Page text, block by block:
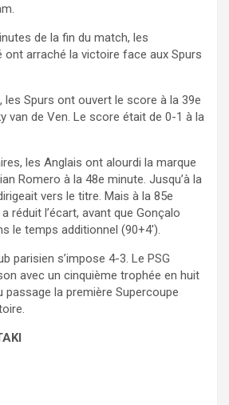
de la fin du match, les
ont arraché la victoire face aux Spurs
les Spurs ont ouvert le score à la 39e
van de Ven. Le score était de 0-1 à la
les Anglais ont alourdi la marque
Romero à la 48e minute. Jusqu’à la
vers le titre. Mais à la 85e
réduit l’écart, avant que Gonçalo
le temps additionnel (90+4′).
parisien s’impose 4-3. Le PSG
avec un cinquième trophée en huit
la première Supercoupe